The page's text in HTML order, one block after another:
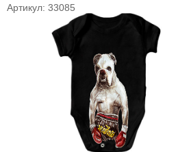
Лонгсливы
Оплата и доставка
Сотрудничество
Имя пользователя (логин)
Артикул: 33085